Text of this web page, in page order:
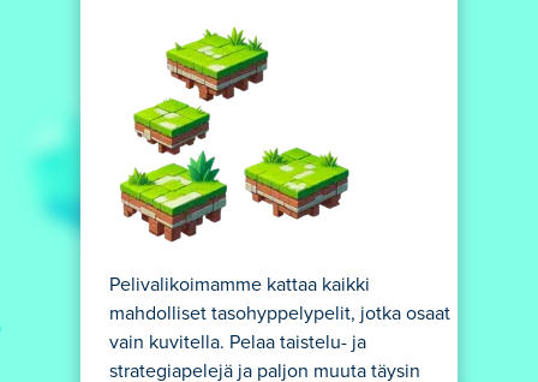
Pelivalikoimamme kattaa kaikki
mahdolliset tasohyppelypelit, jotka osaat
vain kuvitella. Pelaa taistelu- ja
strategiapelejä ja paljon muuta täysin